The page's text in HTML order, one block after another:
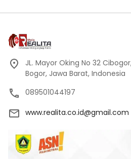
JL. Mayor Oking No 32
Bogor, Jawa Barat, Indonesia
089501044197
www.realita.co.id@gmail.com